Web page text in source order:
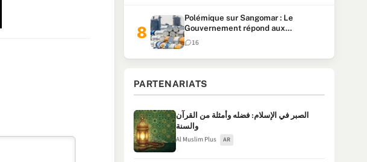
Polémique sur Sangomar : Le
Gouvernement répond aux
accusations et clarifie le partage des
milliards
16
PARTENARIATS
الصبر في الإسلام: فضله وأمثلة من القرآن
والسنة
Al Muslim Plus AR